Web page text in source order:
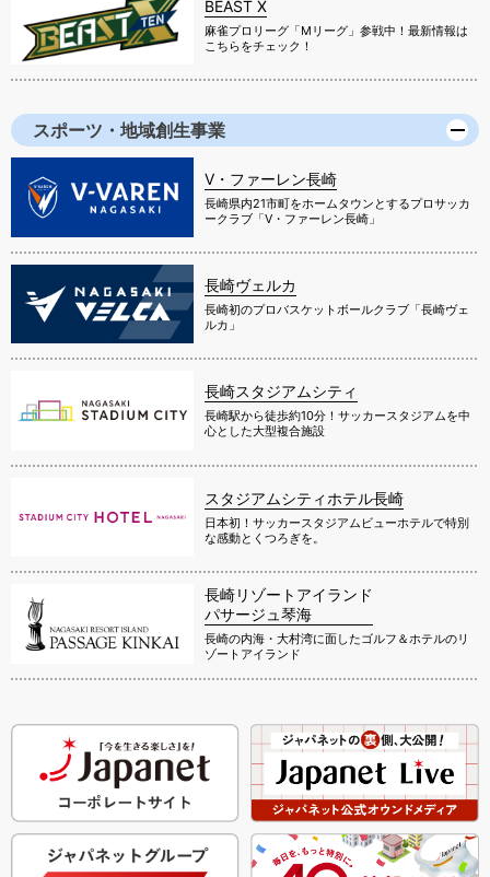
BEAST X
麻雀プロリーグ「Mリーグ」参戦中！最新情報は
こちらをチェック！
スポーツ・地域創生事業
V・ファーレン長崎
長崎県内21市町をホームタウンとするプロサッカ
ークラブ「V・ファーレン長崎」
長崎ヴェルカ
長崎初のプロバスケットボールクラブ「長崎ヴェ
ルカ」
長崎スタジアムシティ
長崎駅から徒歩約10分！サッカースタジアムを中
心とした大型複合施設
スタジアムシティホテル長崎
日本初！サッカースタジアムビューホテルで特別
な感動とくつろぎを。
長崎リゾートアイランド
パサージュ琴海
長崎の内海・大村湾に面したゴルフ＆ホテルのリ
ゾートアイランド